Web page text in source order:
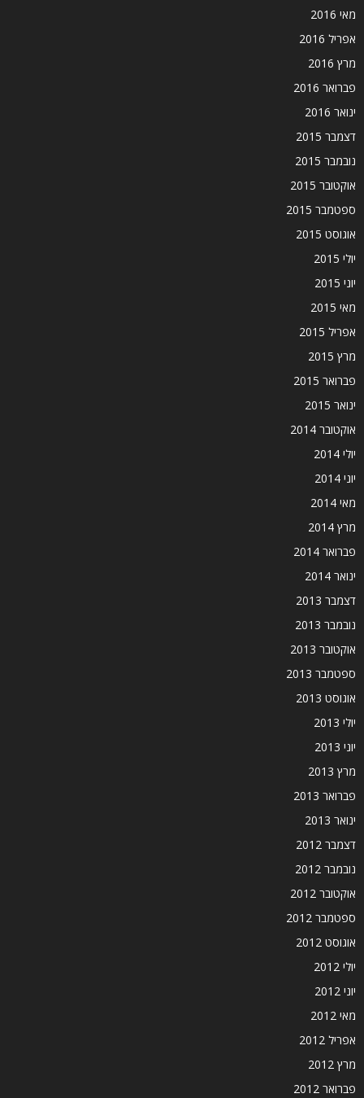
מאי 2016
אפריל 2016
מרץ 2016
פברואר 2016
ינואר 2016
דצמבר 2015
נובמבר 2015
אוקטובר 2015
ספטמבר 2015
אוגוסט 2015
יולי 2015
יוני 2015
מאי 2015
אפריל 2015
מרץ 2015
פברואר 2015
ינואר 2015
אוקטובר 2014
יולי 2014
יוני 2014
מאי 2014
מרץ 2014
פברואר 2014
ינואר 2014
דצמבר 2013
נובמבר 2013
אוקטובר 2013
ספטמבר 2013
אוגוסט 2013
יולי 2013
יוני 2013
מרץ 2013
פברואר 2013
ינואר 2013
דצמבר 2012
נובמבר 2012
אוקטובר 2012
ספטמבר 2012
אוגוסט 2012
יולי 2012
יוני 2012
מאי 2012
אפריל 2012
מרץ 2012
פברואר 2012